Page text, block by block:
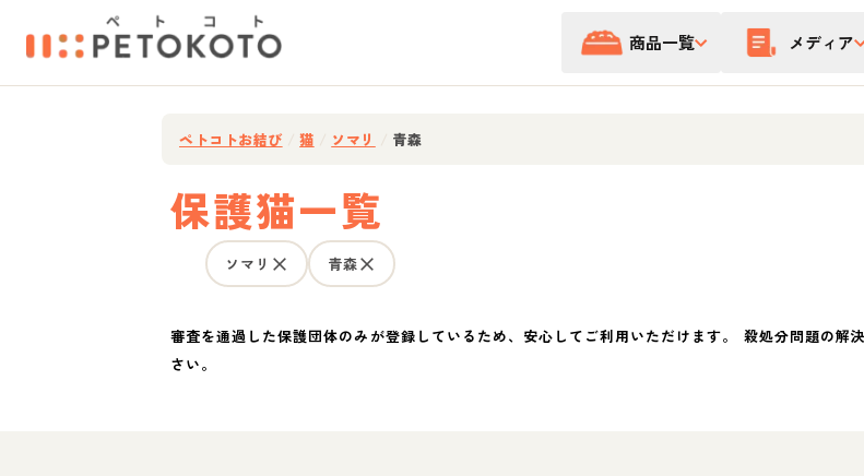
商品一覧 メディア
ペトコトお結び 猫 ソマリ 青森
保護猫一覧
ソマリ 青森
審査を通過した保護団体のみが登録しているため、安心してご利用いただけます。 殺処分問題の解
さい。